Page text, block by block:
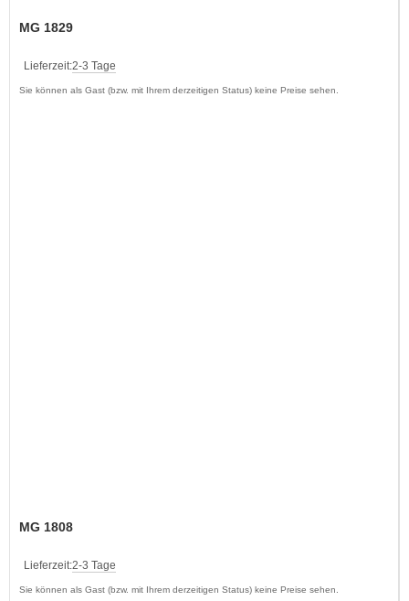
MG 1829
Lieferzeit:2-3 Tage
Sie können als Gast (bzw. mit Ihrem derzeitigen Status) keine Preise sehen.
MG 1808
Lieferzeit:2-3 Tage
Sie können als Gast (bzw. mit Ihrem derzeitigen Status) keine Preise sehen.